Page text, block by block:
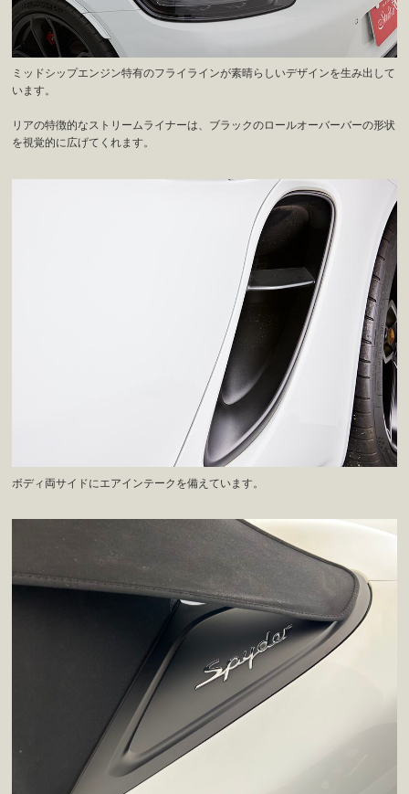
ミッドシップエンジン特有のフライラインが素晴らしいデザインを生み出して
います。
リアの特徴的なストリームライナーは、ブラックのロールオーバーバーの形状
を視覚的に広げてくれます。
ボディ両サイドにエアインテークを備えています。